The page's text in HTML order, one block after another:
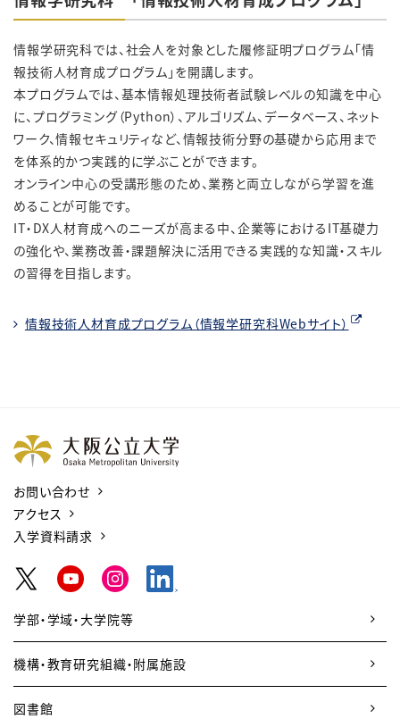
情報学研究科では、社会人を対象とした履修証明プログラム「情
報技術人材育成プログラム」を開講します。
本プログラムでは、基本情報処理技術者試験レベルの知識を中心
に、プログラミング（Python）、アルゴリズム、データベース、ネット
ワーク、情報セキュリティなど、情報技術分野の基礎から応用まで
を体系的かつ実践的に学ぶことができます。
オンライン中心の受講形態のため、業務と両立しながら学習を進
めることが可能です。
IT・DX人材育成へのニーズが高まる中、企業等におけるIT基礎力
の強化や、業務改善・課題解決に活用できる実践的な知識・スキル
の習得を目指します。
情報技術人材育成プログラム（情報学研究科Webサイト）
お問い合わせ
アクセス
入学資料請求
学部・学域・大学院等
機構・教育研究組織・附属施設
図書館